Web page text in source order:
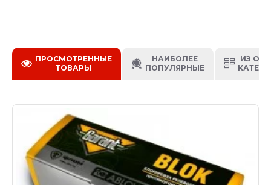
ПРОСМОТРЕННЫЕ
ТОВАРЫ
НАИБОЛЕЕ
ПОПУЛЯРНЫЕ
ИЗ